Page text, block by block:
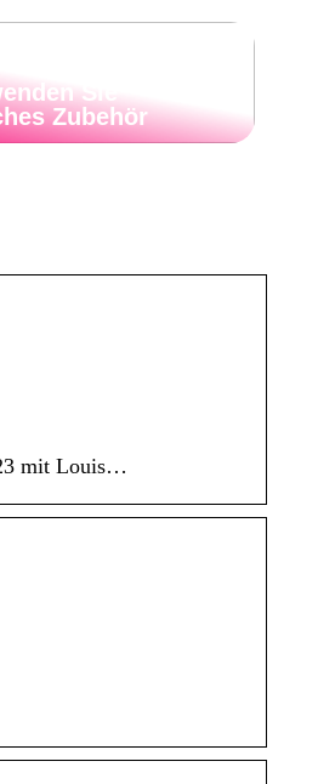
Sie
Zubehör
mit Louis…